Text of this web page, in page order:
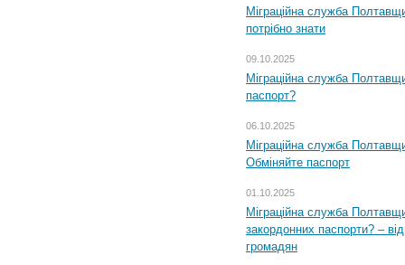
Міграційна служба
потрібно знати
09.10.2025
Міграційна служба
паспорт?
06.10.2025
Міграційна служба
Обміняйте паспорт
01.10.2025
Міграційна служба
закордонних паспорти? –
громадян